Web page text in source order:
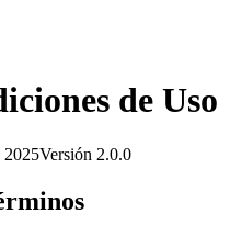
de Uso
2025Versión 2.0.0